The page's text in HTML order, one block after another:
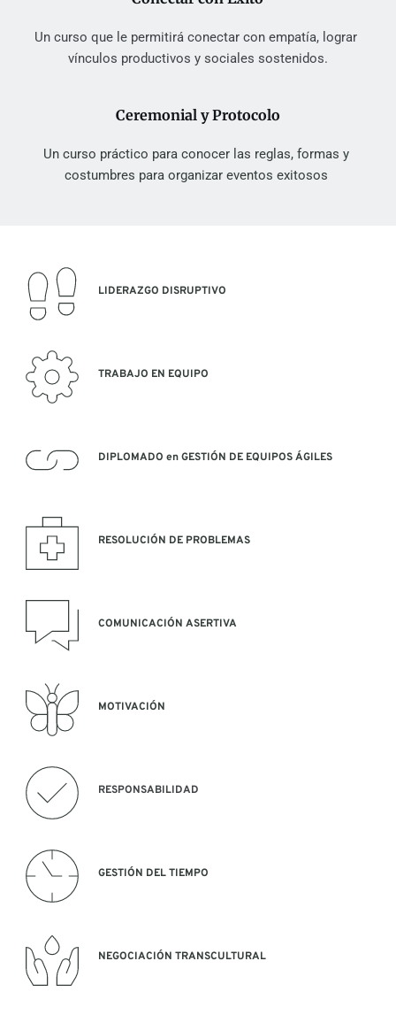
Un curso que le permitirá conectar con empatía, lograr
vínculos productivos y sociales sostenidos.
Ceremonial y Protocolo
Un curso práctico para conocer las reglas, formas y
costumbres para organizar eventos exitosos
LIDERAZGO DISRUPTIVO
TRABAJO EN EQUIPO
DIPLOMADO en GESTIÓN DE EQUIPOS ÁGILES
RESOLUCIÓN DE PROBLEMAS
COMUNICACIÓN ASERTIVA
MOTIVACIÓN
RESPONSABILIDAD
GESTIÓN DEL TIEMPO
NEGOCIACIÓN TRANSCULTURAL